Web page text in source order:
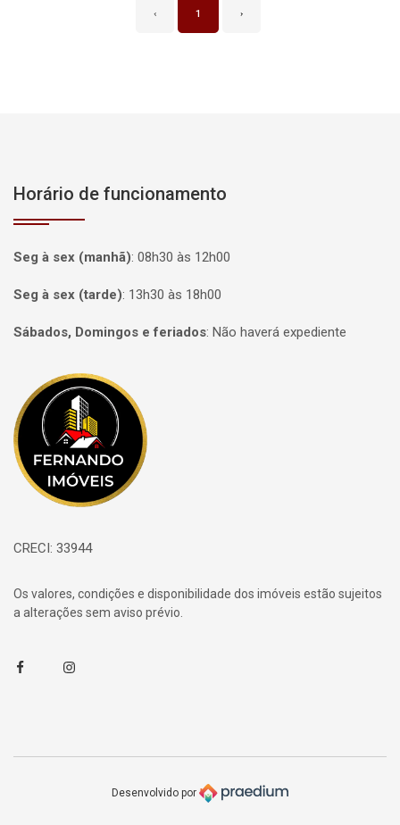
‹ 1 ›
Horário de funcionamento
Seg à sex (manhã): 08h30 às 12h00
Seg à sex (tarde): 13h30 às 18h00
Sábados, Domingos e feriados: Não haverá expediente
Página inicial
CRECI: 33944
Os valores, condições e disponibilidade dos imóveis estão sujeitos
a alterações sem aviso prévio.
FacebookInstagram
Desenvolvido por